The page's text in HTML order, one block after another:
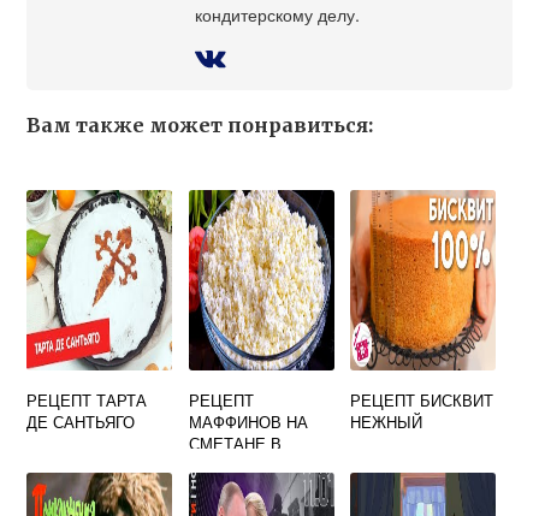
кондитерскому делу.
Вам также может понравиться:
РЕЦЕПТ ТАРТА
ДЕ САНТЬЯГО
РЕЦЕПТ
МАФФИНОВ НА
СМЕТАНЕ В
ФОРМОЧКАХ С
ФОТО
РЕЦЕПТ БИСКВИТ
НЕЖНЫЙ